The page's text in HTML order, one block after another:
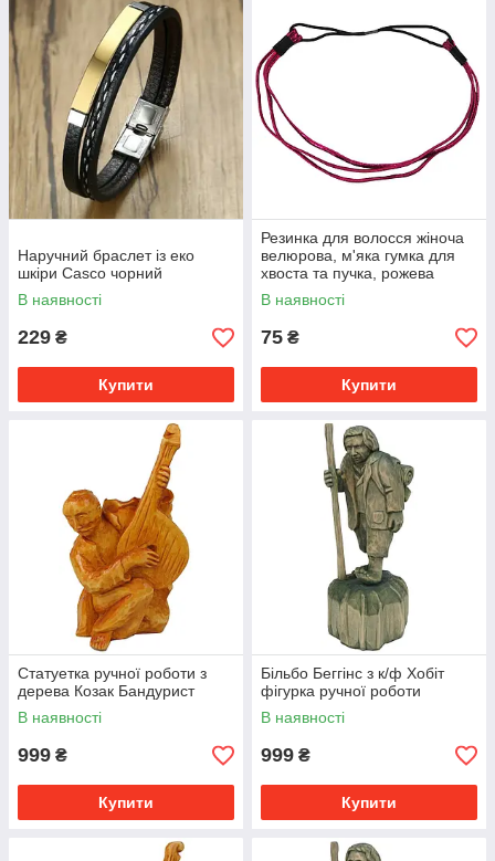
Наручний браслет із еко
шкіри Casco чорний
В наявності
229 ₴
Купити
Резинка для волосся жіноча
велюрова, м'яка гумка для
хвоста та пучка, рожева
В наявності
75 ₴
Купити
Статуетка ручної роботи з
дерева Козак Бандурист
В наявності
999 ₴
Купити
Більбо Беггінс з к/ф Хобіт
фігурка ручної роботи
В наявності
999 ₴
Купити